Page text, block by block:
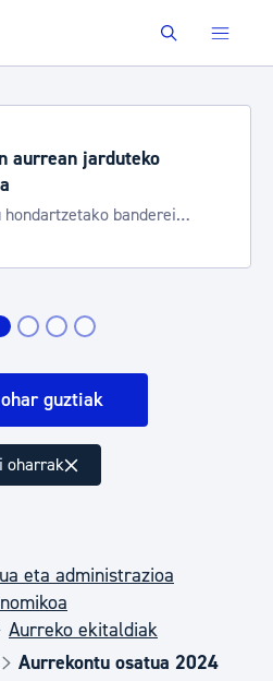
Buscar
aurrean jarduteko
banderei
guztiak
oharrak
eta administrazioa
Aurreko ekitaldiak
Aurrekontu osatua 2024